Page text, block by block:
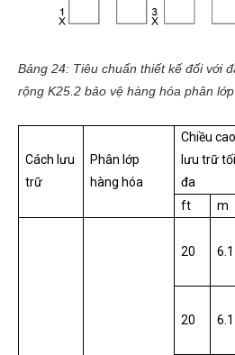
Bảng 24: Tiêu chuẩn thiết kế đối với
rộng K25.2 bảo vệ hàng hóa phân
Cách lưu
trữ
Phân lớp
hàng hóa
Chiều cao
lưu trữ tối
đa
ft m
20 6.1
20 6.1